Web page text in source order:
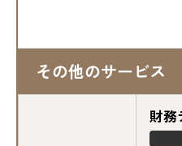
その他のサービス
財務